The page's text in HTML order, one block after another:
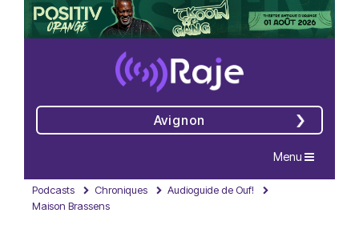
Avignon
Navigation
Menu
Podcasts Chroniques
Audioguide de Ouf!
Maison Brassens